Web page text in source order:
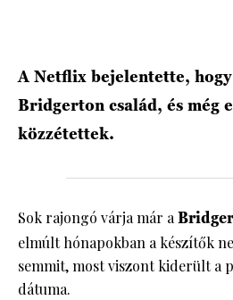
A Netflix bejelentette,
Bridgerton család, és még
közzétettek.
Sok rajongó várja már a
elmúlt hónapokban a készítők
semmit, most viszont kiderült a
dátuma.